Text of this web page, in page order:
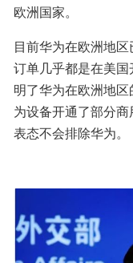
欧洲国家。
目前华为在欧洲地
订单几乎都是在美
明了华为在欧洲地
为设备开通了部分
表态不会排除华为。